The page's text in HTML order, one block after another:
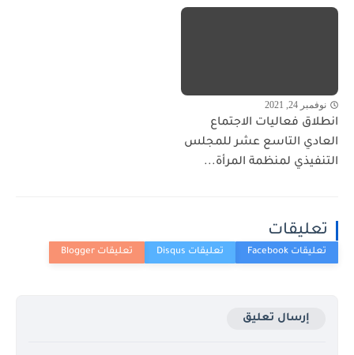
نوفمبر 24, 2021
انطلاق فعاليات الاجتماع
العادي التاسع عشر للمجلس
التنفيذي لمنظمة المرأة...
تعليقات
إرسال تعليق